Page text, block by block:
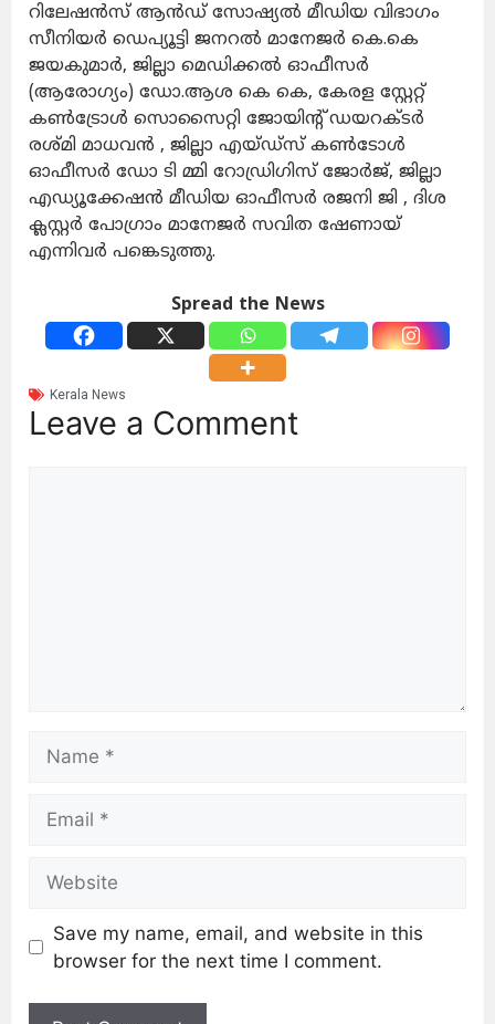
റിലേഷന്‍സ് ആന്‍ഡ് സോഷ്യല്‍ മീഡിയ വിഭാഗം
സീനിയര്‍ ഡെപ്യൂട്ടി ജനറല്‍ മാനേജര്‍ കെ.കെ
ജയകുമാര്‍, ജില്ലാ മെഡിക്കല്‍ ഓഫീസര്‍
(ആരോഗ്യം) ഡോ.ആശ കെ കെ, കേരള സ്റ്റേറ്റ്
കൺട്രോൾ സൊസൈറ്റി ജോയിന്റ് ഡയറക്ടര്‍
രശ്മി മാധവന്‍ , ജില്ലാ എയ്ഡ്‌സ് കണ്‍ടോള്‍
ഓഫീസര്‍ ഡോ ടി മ്മി റോഡ്രിഗിസ് ജോര്‍ജ്, ജില്ലാ
എഡ്യൂക്കേഷന്‍ മീഡിയ ഓഫീസര്‍ രജനി ജി , ദിശ
ക്ലസ്റ്റര്‍ പോഗ്രാം മാനേജര്‍ സവിത ഷേണായ്
എന്നിവര്‍ പങ്കെടുത്തു.
Spread the News
Kerala News
Leave a Comment
Save my name, email, and website in this
browser for the next time I comment.